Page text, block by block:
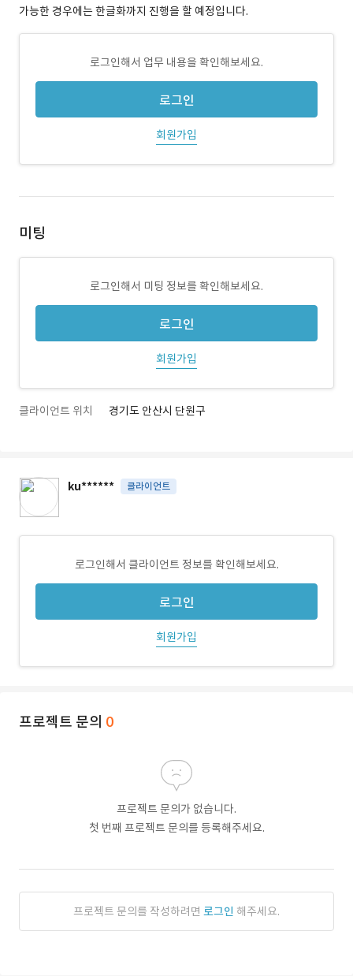
가능한 경우에는 한글화까지 진행을 할 예정입니다.
로그인해서 업무 내용을 확인해보세요.
로그인
회원가입
미팅
로그인해서 미팅 정보를 확인해보세요.
로그인
회원가입
클라이언트 위치 경기도 안산시 단원구
ku****** 클라이언트
로그인해서 클라이언트 정보를 확인해보세요.
로그인
회원가입
프로젝트 문의 0
프로젝트 문의가 없습니다.
첫 번째 프로젝트 문의를 등록해주세요.
프로젝트 문의를 작성하려면 로그인 해주세요.